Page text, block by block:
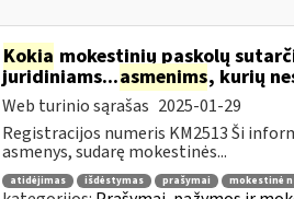
Kokia mokestinių paskolų
juridiniams...asmenims, kurių
Web turinio sąrašas 2025-01-29
Registracijos numeris KM2513 Ši
asmenys, sudarę mokestinės...
atidėjimas išdėstymas prašymai mokestinė